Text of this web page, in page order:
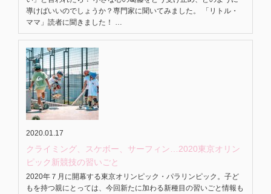
導けばいいのでしょうか？専門家に聞いてみました。 「リトル・
ママ」読者に聞きました！ …
2020.01.17
クライミング、スケボー、サーフィン…2020東京オリン
ピック新競技の習いごと
2020年７月に開幕する東京オリンピック・パラリンピック。子ど
もを持つ親にとっては、今回新たに加わる新種目の習いごと情報も